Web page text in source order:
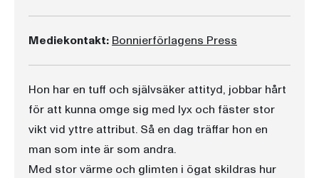
Mediekontakt: Bonnierförlagens Press
Hon har en tuff och självsäker attityd, jobbar hårt
för att kunna omge sig med lyx och fäster stor
vikt vid yttre attribut. Så en dag träffar hon en
man som inte är som andra.
Med stor värme och glimten i ögat skildras hur